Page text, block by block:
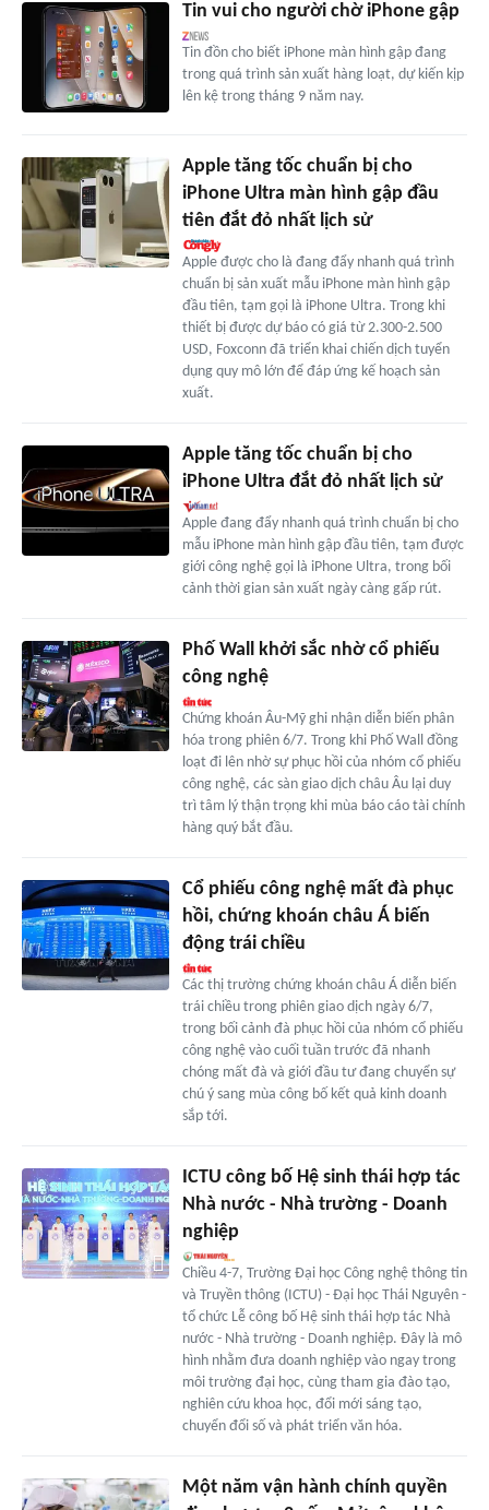
Tin vui cho người chờ iPhone gập
Tin đồn cho biết iPhone màn hình gập đang
trong quá trình sản xuất hàng loạt, dự kiến kịp
lên kệ trong tháng 9 năm nay.
Apple tăng tốc chuẩn bị cho
iPhone Ultra màn hình gập đầu
tiên đắt đỏ nhất lịch sử
Apple được cho là đang đẩy nhanh quá trình
chuẩn bị sản xuất mẫu iPhone màn hình gập
đầu tiên, tạm gọi là iPhone Ultra. Trong khi
thiết bị được dự báo có giá từ 2.300-2.500
USD, Foxconn đã triển khai chiến dịch tuyển
dụng quy mô lớn để đáp ứng kế hoạch sản
xuất.
Apple tăng tốc chuẩn bị cho
iPhone Ultra đắt đỏ nhất lịch sử
Apple đang đẩy nhanh quá trình chuẩn bị cho
mẫu iPhone màn hình gập đầu tiên, tạm được
giới công nghệ gọi là iPhone Ultra, trong bối
cảnh thời gian sản xuất ngày càng gấp rút.
Phố Wall khởi sắc nhờ cổ phiếu
công nghệ
Chứng khoán Âu-Mỹ ghi nhận diễn biến phân
hóa trong phiên 6/7. Trong khi Phố Wall đồng
loạt đi lên nhờ sự phục hồi của nhóm cổ phiếu
công nghệ, các sàn giao dịch châu Âu lại duy
trì tâm lý thận trọng khi mùa báo cáo tài chính
hàng quý bắt đầu.
Cổ phiếu công nghệ mất đà phục
hồi, chứng khoán châu Á biến
động trái chiều
Các thị trường chứng khoán châu Á diễn biến
trái chiều trong phiên giao dịch ngày 6/7,
trong bối cảnh đà phục hồi của nhóm cổ phiếu
công nghệ vào cuối tuần trước đã nhanh
chóng mất đà và giới đầu tư đang chuyển sự
chú ý sang mùa công bố kết quả kinh doanh
sắp tới.
ICTU công bố Hệ sinh thái hợp tác
Nhà nước - Nhà trường - Doanh
nghiệp
Chiều 4-7, Trường Đại học Công nghệ thông tin
và Truyền thông (ICTU) - Đại học Thái Nguyên -
tổ chức Lễ công bố Hệ sinh thái hợp tác Nhà
nước - Nhà trường - Doanh nghiệp. Đây là mô
hình nhằm đưa doanh nghiệp vào ngay trong
môi trường đại học, cùng tham gia đào tạo,
nghiên cứu khoa học, đổi mới sáng tạo,
chuyển đổi số và phát triển văn hóa.
Một năm vận hành chính quyền